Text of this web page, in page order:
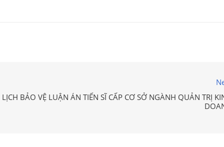
BẢO VỆ LUẬN ÁN TIẾN SĨ CẤP CƠ SỞ NGÀNH QUẢN TRỊ